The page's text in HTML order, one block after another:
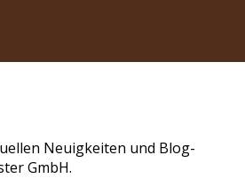
Neuigkeiten und Blog-
GmbH.